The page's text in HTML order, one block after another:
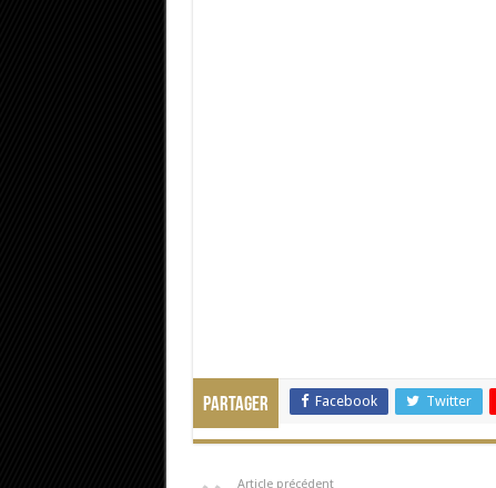
Partager Facebook Twitter
Article précédent